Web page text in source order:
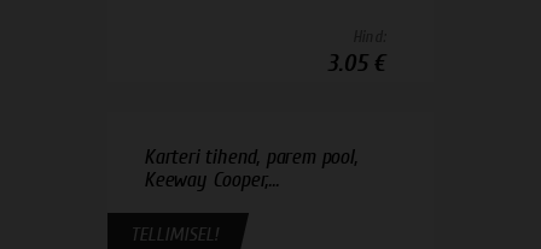
3.05 €
Karteri tihend, parem pool,
Keeway Cooper,...
TELLIMISEL!